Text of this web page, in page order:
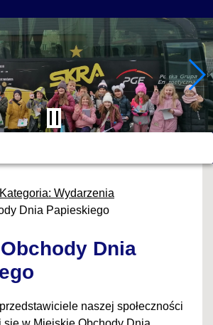
Kategoria: Wydarzenia
Dnia Papieskiego
Dnia
naszej społeczności